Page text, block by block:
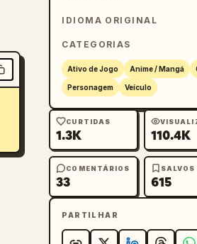
IDIOMA ORIGINAL
CATEGORIAS
Ativo de Jogo Anime / Mangá
Personagem Veículo
CURTIDAS
1.3K 110.4K
COMENTÁRIOS
33
SALVOS
615
PARTILHAR